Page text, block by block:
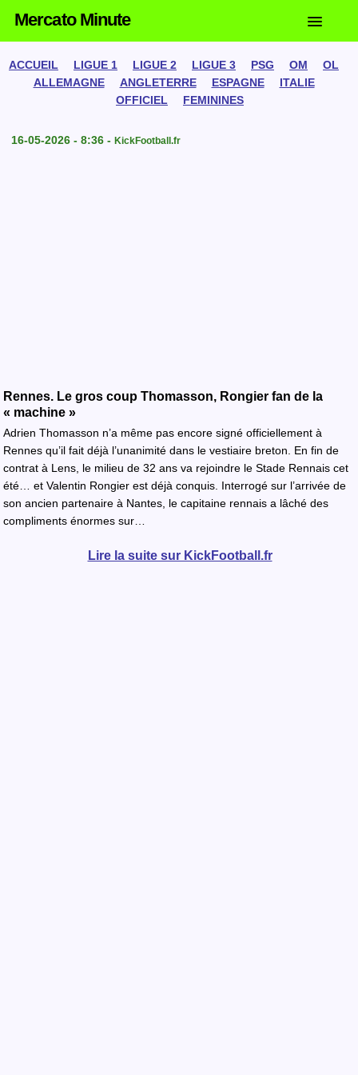
Mercato Minute
ACCUEIL LIGUE 1 LIGUE 2 LIGUE 3 PSG OM
OL
ALLEMAGNE
ANGLETERRE ESPAGNE
ITALIE
OFFICIEL
FEMININES
16-05-2026 - 8:36 - KickFootball.fr
Rennes. Le gros coup Thomasson, Rongier fan de la
« machine »
Adrien Thomasson n’a même pas encore signé officiellement à
Rennes qu’il fait déjà l’unanimité dans le vestiaire breton. En fin de
contrat à Lens, le milieu de 32 ans va rejoindre le Stade Rennais cet
été… et Valentin Rongier est déjà conquis. Interrogé sur l’arrivée de
son ancien partenaire à Nantes, le capitaine rennais a lâché des
compliments énormes sur…
Lire la suite sur KickFootball.fr